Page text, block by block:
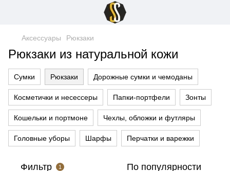
Аксессуары Рюкзаки
Рюкзаки из натуральной кожи
Сумки Рюкзаки Дорожные сумки и чемоданы
Косметички и несессеры Папки-портфели Зонты
Кошельки и портмоне Чехлы, обложки и футляры
Головные уборы Шарфы Перчатки и варежки
Фильтр 1 По популярности